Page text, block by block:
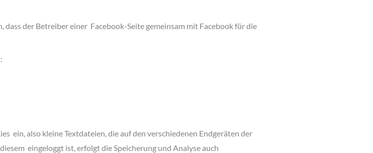
dass der Betreiber einer Facebook-Seite gemeinsam mit Facebook für die
ein, also kleine Textdateien, die auf den verschiedenen Endgeräten der
eingeloggt ist, erfolgt die Speicherung und Analyse auch